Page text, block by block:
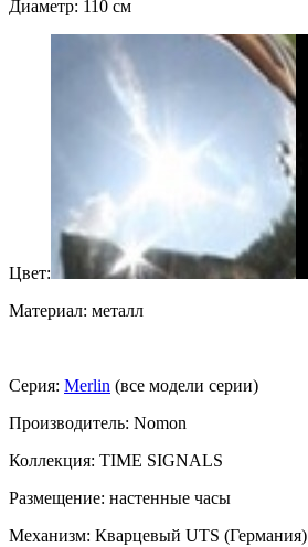
Диаметр: 110 см
Цвет:
Материал: металл
Серия: Merlin (все модели серии)
Производитель: Nomon
Коллекция: TIME SIGNALS
Размещение: настенные часы
Механизм: Кварцевый UTS (Германия)